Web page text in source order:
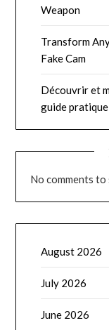
Weapon
Transform
Fake Cam
Découvrir et
guide
No comments to
August 2026
July 2026
June 2026